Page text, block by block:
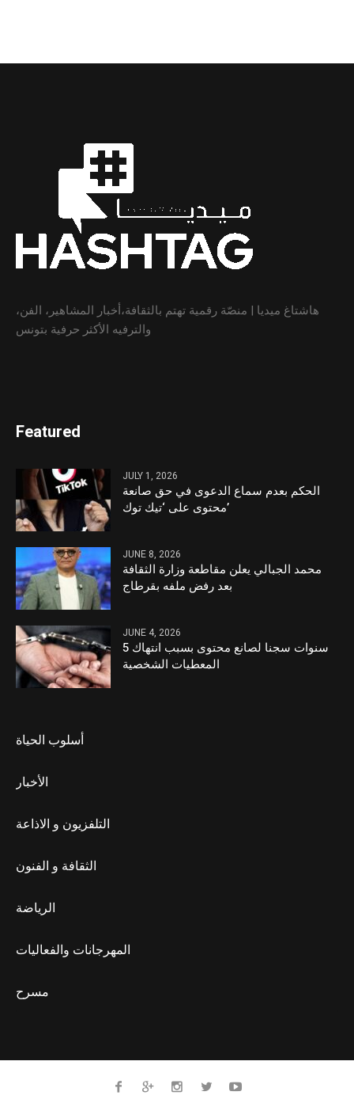
هاشتاغ ميديا | منصّة رقمية تهتم بالثقافة،أخبار المشاهير، الفن،
والترفيه الأكثر حرفية بتونس
Featured
JULY 1, 2026
الحكم بعدم سماع الدعوى في حق صانعة
محتوى على ‘تيك توك’
JUNE 8, 2026
محمد الجبالي يعلن مقاطعة وزارة الثقافة
بعد رفض ملفه بقرطاج
JUNE 4, 2026
5 سنوات سجنا لصانع محتوى بسبب انتهاك
المعطيات الشخصية
أسلوب الحياة
الأخبار
التلفزيون و الاذاعة
الثقافة و الفنون
الرياضة
المهرجانات والفعاليات
مسرح